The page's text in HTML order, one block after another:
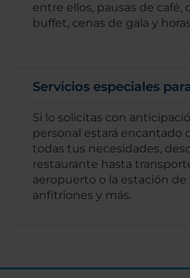
entre ellos, pausas de café,
buffet, cenas de gala y
Servicios especiales
Si lo solicitas con
personal estará encantado
todas tus necesidades,
restaurante hasta
aeropuerto o la estación de
anfitriones y más.